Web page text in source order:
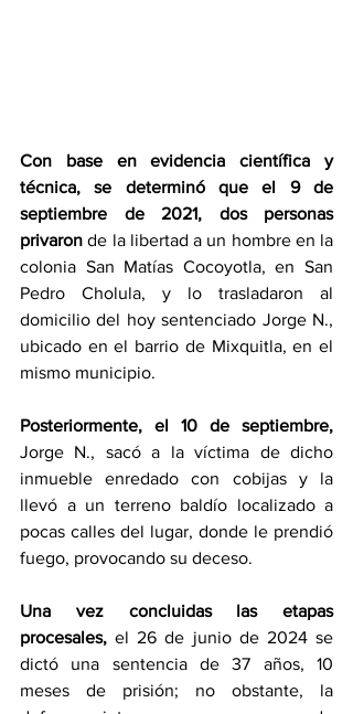
Con base en evidencia científica y
técnica, se determinó que el 9 de
septiembre de 2021, dos personas
privaron de la libertad a un hombre en la
colonia San Matías Cocoyotla, en San
Pedro Cholula, y lo trasladaron al
domicilio del hoy sentenciado Jorge N.,
ubicado en el barrio de Mixquitla, en el
mismo municipio.
Posteriormente, el 10 de septiembre,
Jorge N., sacó a la víctima de dicho
inmueble enredado con cobijas y la
llevó a un terreno baldío localizado a
pocas calles del lugar, donde le prendió
fuego, provocando su deceso.
Una vez concluidas las etapas
procesales, el 26 de junio de 2024 se
dictó una sentencia de 37 años, 10
meses de prisión; no obstante, la